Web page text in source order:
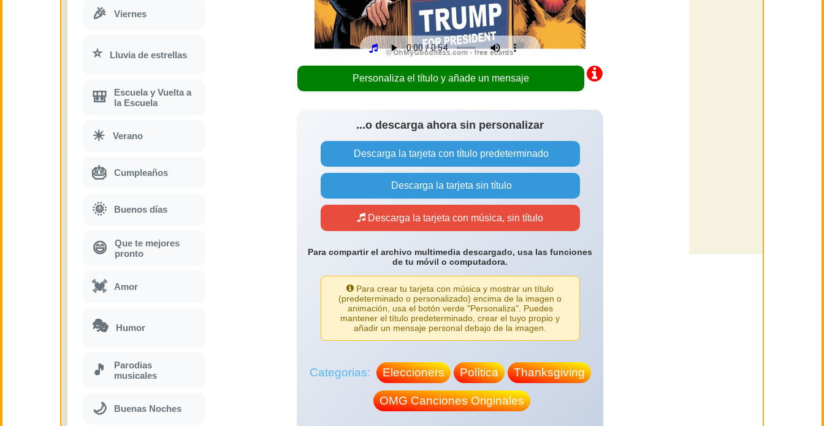
🎉 Viernes
⭐ Lluvia de estrellas
🎒
Escuela y Vuelta a
la Escuela
☀ Verano
🎂 Cumpleaños
🌞 Buenos días
😄
Que te mejores
pronto
💓 Amor
🎭 Humor
🎵
Parodias
musicales
🌙 Buenas Noches
Personaliza el título y añade un mensaje
...o descarga ahora sin personalizar
Descarga la tarjeta con título predeterminado
Descarga la tarjeta sin título
Descarga la tarjeta con música, sin título
Para compartir el archivo multimedia descargado, usa las funciones
de tu móvil o computadora.
Para crear tu tarjeta con música y mostrar un título
(predeterminado o personalizado) encima de la imagen o
animación, usa el botón verde "Personaliza". Puedes
mantener el título predeterminado, crear el tuyo propio y
añadir un mensaje personal debajo de la imagen.
Categorias: Eleccioners Política Thanksgiving
OMG Canciones Originales